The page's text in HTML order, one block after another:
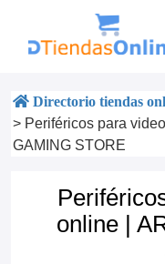
Directorio tiendas
> Periféricos para
GAMING STORE
online |